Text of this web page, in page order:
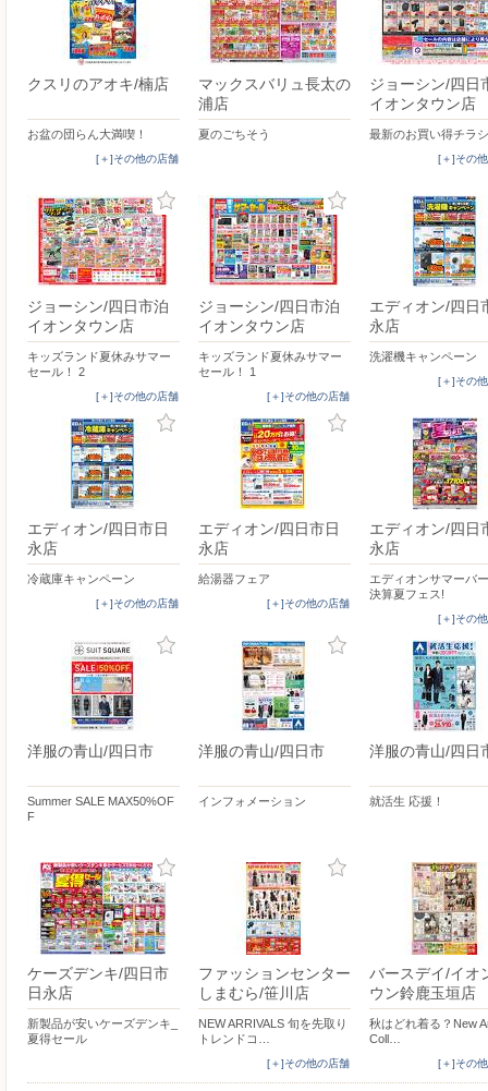
クスリのアオキ/楠店
お盆の団らん大満喫！
[＋]その他の店舗
マックスバリュ長太の
浦店
夏のごちそう
ジョーシン/四日
イオンタウン店
最新のお買い得チラ
[＋]その
ジョーシン/四日市泊
イオンタウン店
キッズランド夏休みサマー
セール！ 2
[＋]その他の店舗
ジョーシン/四日市泊
イオンタウン店
キッズランド夏休みサマー
セール！ 1
[＋]その他の店舗
エディオン/四日
永店
洗濯機キャンペーン
[＋]その
エディオン/四日市日
永店
冷蔵庫キャンペーン
[＋]その他の店舗
エディオン/四日市日
永店
給湯器フェア
[＋]その他の店舗
エディオン/四日
永店
エディオンサマーバ
決算夏フェス!
[＋]その
洋服の青山/四日市
Summer SALE MAX50%OF
F
洋服の青山/四日市
インフォメーション
洋服の青山/四日
就活生 応援！
ケーズデンキ/四日市
日永店
新製品が安いケーズデンキ_
夏得セール
ファッションセンター
しまむら/笹川店
NEW ARRIVALS 旬を先取り
トレンドコ…
[＋]その他の店舗
バースデイ/イオ
ウン鈴鹿玉垣店
秋はどれ着る？New
Coll…
[＋]その